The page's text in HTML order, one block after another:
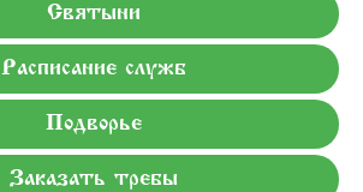
Святыни
Расписание служб
Подворье
Заказать требы